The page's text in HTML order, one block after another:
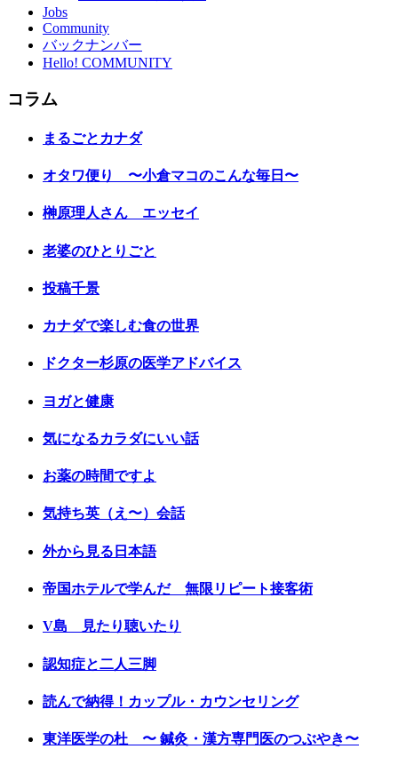
Jobs
Community
バックナンバー
Hello! COMMUNITY
コラム
まるごとカナダ
オタワ便り 〜小倉マコのこんな毎日〜
榊原理人さん エッセイ
老婆のひとりごと
投稿千景
カナダで楽しむ食の世界
ドクター杉原の医学アドバイス
ヨガと健康
気になるカラダにいい話
お薬の時間ですよ
気持ち英（え〜）会話
外から見る日本語
帝国ホテルで学んだ 無限リピート接客術
V島 見たり聴いたり
認知症と二人三脚
読んで納得！カップル・カウンセリング
東洋医学の杜 〜 鍼灸・漢方専門医のつぶやき〜